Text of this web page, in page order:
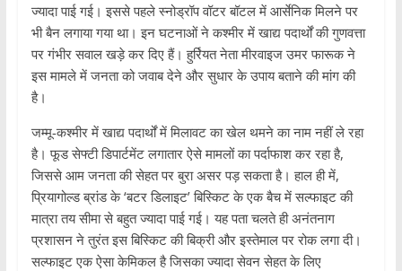
ज्यादा पाई गई। इससे पहले स्नोड्रॉप वॉटर बॉटल में आर्सेनिक मिलने पर
भी बैन लगाया गया था। इन घटनाओं ने कश्मीर में खाद्य पदार्थों की गुणवत्ता
पर गंभीर सवाल खड़े कर दिए हैं। हुर्रियत नेता मीरवाइज उमर फारूक ने
इस मामले में जनता को जवाब देने और सुधार के उपाय बताने की मांग की
है।
जम्मू-कश्मीर में खाद्य पदार्थों में मिलावट का खेल थमने का नाम नहीं ले रहा
है। फूड सेफ्टी डिपार्टमेंट लगातार ऐसे मामलों का पर्दाफाश कर रहा है,
जिससे आम जनता की सेहत पर बुरा असर पड़ सकता है। हाल ही में,
प्रियागोल्ड ब्रांड के ‘बटर डिलाइट’ बिस्किट के एक बैच में सल्फाइट की
मात्रा तय सीमा से बहुत ज्यादा पाई गई। यह पता चलते ही अनंतनाग
प्रशासन ने तुरंत इस बिस्किट की बिक्री और इस्तेमाल पर रोक लगा दी।
सल्फाइट एक ऐसा केमिकल है जिसका ज्यादा सेवन सेहत के लिए